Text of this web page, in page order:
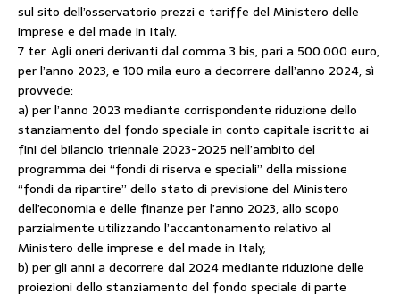
sul sito dell’osservatorio prezzi e tariffe del Ministero delle
imprese e del made in Italy.
7 ter. Agli oneri derivanti dal comma 3 bis, pari a 500.000 euro,
per l’anno 2023, e 100 mila euro a decorrere dall’anno 2024, sì
provvede:
a) per l’anno 2023 mediante corrispondente riduzione dello
stanziamento del fondo speciale in conto capitale iscritto ai
fini del bilancio triennale 2023-2025 nell’ambito del
programma dei “fondi di riserva e speciali” della missione
“fondi da ripartire” dello stato di previsione del Ministero
dell’economia e delle finanze per l’anno 2023, allo scopo
parzialmente utilizzando l’accantonamento relativo al
Ministero delle imprese e del made in Italy;
b) per gli anni a decorrere dal 2024 mediante riduzione delle
proiezioni dello stanziamento del fondo speciale di parte